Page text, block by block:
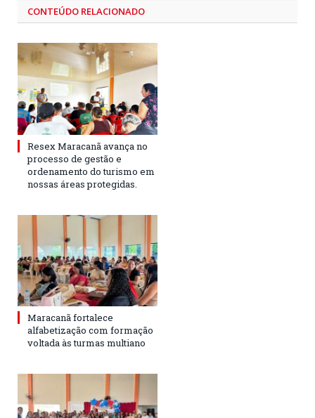
CONTEÚDO RELACIONADO
Resex Maracanã avança no
processo de gestão e
ordenamento do turismo em
nossas áreas protegidas.
Maracanã fortalece
alfabetização com formação
voltada às turmas multiano